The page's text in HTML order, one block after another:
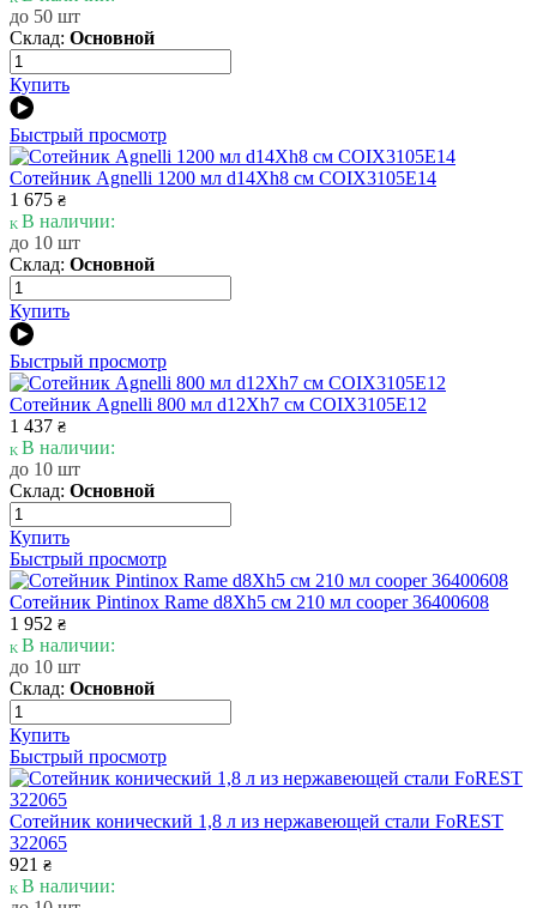
до 50 шт
Склад: Основной
Купить
Быстрый просмотр
Сотейник Agnelli 1200 мл d14Xh8 см COIX3105E14
1 675 ₴
В наличии:
до 10 шт
Склад: Основной
Купить
Быстрый просмотр
Сотейник Agnelli 800 мл d12Xh7 см COIX3105E12
1 437 ₴
В наличии:
до 10 шт
Склад: Основной
Купить
Быстрый просмотр
Сотейник Pintinox Rame d8Xh5 см 210 мл cooper 36400608
1 952 ₴
В наличии:
до 10 шт
Склад: Основной
Купить
Быстрый просмотр
Сотейник конический 1,8 л из нержавеющей стали FoREST
322065
921 ₴
В наличии: